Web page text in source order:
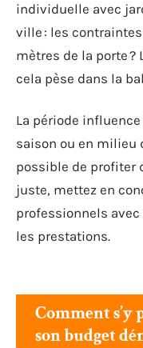
individuelle avec
ville : les
mètres de la porte ?
cela pèse dans la
La période
saison ou en milieu
possible de profiter
juste, mettez en
professionnels
les prestations.
Comment
son budget